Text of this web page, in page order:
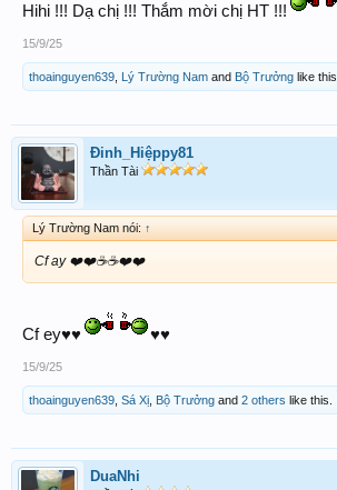
Hihi !!! Dạ chị !!! Thắm mời chị HT !!!
15/9/25
thoainguyen639 Lý Trường Nam and Bộ Trưởng like this.
Đinh_Hiệppy81
Thần Tài
Lý Trường Nam nói: ↑
Cf ay ❤️❤️☕️☕️❤️❤️
Cf ey♥️♥️ ♥️♥️
15/9/25
thoainguyen639 Sá Xị Bộ Trưởng and 2 others like this.
DuaNhi